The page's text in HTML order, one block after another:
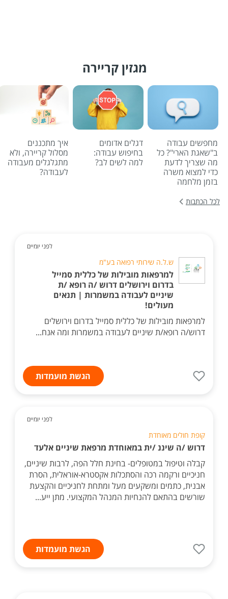
מגזין קריירה
מחפשים עבודה
ב"שאגת הארי"? כל
מה שצריך לדעת
כדי למצוא משרה
בזמן מלחמה
דגלים אדומים
בחיפוש עבודה:
למה לשים לב?
איך מתכננים
מסלול קריירה, ולא
מתגלגלים מעבודה
לעבודה?
לכל הכתבות
לפני יומיים
ש.ל.ה שירותי רפואה בע"מ
למרפאות מובילות של כללית סמייל
בדרום וירושלים דרוש /ה רופא /ת
שיניים לעבודה במשמרות | תנאים
מעולים!
למרפאות מובילות של כללית סמייל בדרום וירושלים
דרוש/ה רופא/ת שיניים לעבודה במשמרות ומה אנח...
הגשת מועמדות
לפני יומיים
קופת חולים מאוחדת
דרוש /ה שיננ /ית במאוחדת מרפאת שיניים אלעד
קבלה וטיפול במטופלים- בחינת חלל הפה, לרבות שיניים,
חניכיים ורקמה רכה והסתכלות אקסטרא-אוראלית, הסרת
אבנית, כתמים ומשקעים מעל ומתחת לחניכיים והקצעת
שורשים בהתאם להנחיות המנהל המקצועי. מתן ייע...
הגשת מועמדות